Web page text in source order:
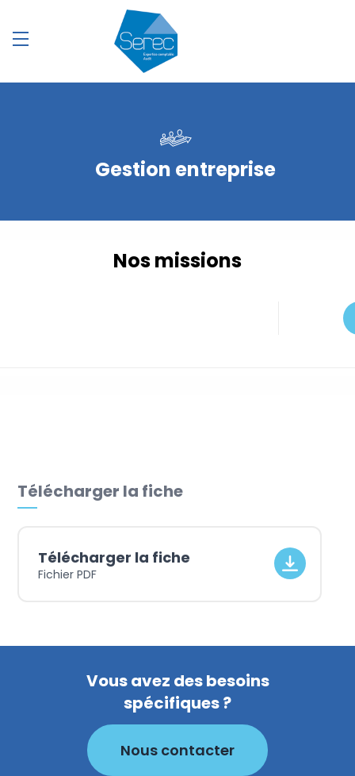
Gestion entreprise
Nos missions
Télécharger la fiche
Télécharger la fiche
Fichier PDF
Vous avez des besoins
spécifiques ?
Nous contacter